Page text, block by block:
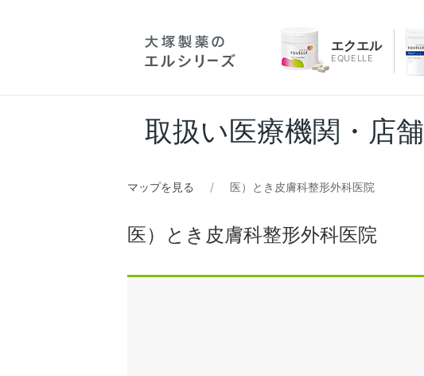
エクエル
EQUELLE
取扱い医療機関・店舗
マップを見る 医）とき皮膚科整形外科医院
医）とき皮膚科整形外科医院